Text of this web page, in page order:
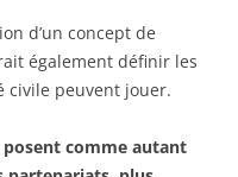
d’un concept de
également définir les
civile peuvent jouer.
comme autant